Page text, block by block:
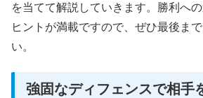
を当てて解説していきます。勝利へ
ヒントが満載ですので、ぜひ最後ま
い。
強固なディフェンスで相手